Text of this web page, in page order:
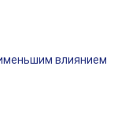
влиянием